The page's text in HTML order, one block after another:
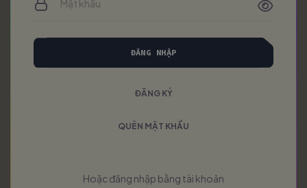
ĐĂNG NHẬP
ĐĂNG KÝ
QUÊN MẬT KHẨU
Hoặc đăng nhập bằng tài khoản